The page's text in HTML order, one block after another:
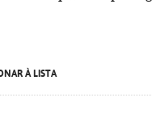
À LISTA